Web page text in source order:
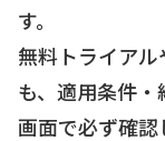
す。
無料トライア
も、適用条件
画面で必ず確認